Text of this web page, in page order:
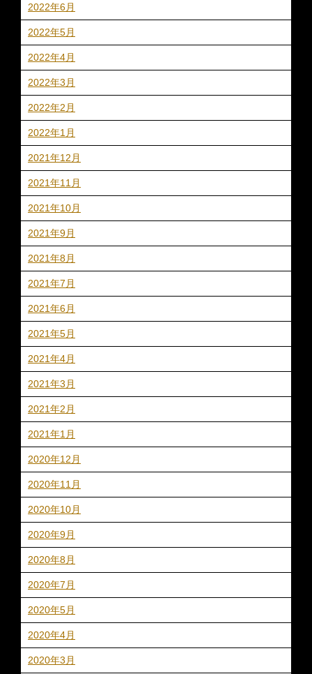
2022年6月
2022年5月
2022年4月
2022年3月
2022年2月
2022年1月
2021年12月
2021年11月
2021年10月
2021年9月
2021年8月
2021年7月
2021年6月
2021年5月
2021年4月
2021年3月
2021年2月
2021年1月
2020年12月
2020年11月
2020年10月
2020年9月
2020年8月
2020年7月
2020年5月
2020年4月
2020年3月